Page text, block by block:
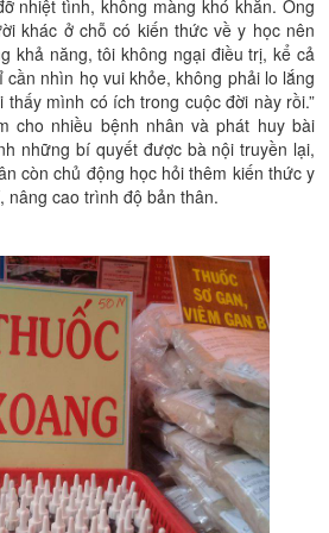
nhiệt tình, không màng khó khăn. Ông
khác ở chỗ có kiến thức về y học nên
khả năng, tôi không ngại điều trị, kể cả
nhìn họ vui khỏe, không phải lo lắng
mình có ích trong cuộc đời này rồi.”
cho nhiều bệnh nhân và phát huy bài
những bí quyết được bà nội truyền lại,
còn chủ động học hỏi thêm kiến thức y
nâng cao trình độ bản thân.